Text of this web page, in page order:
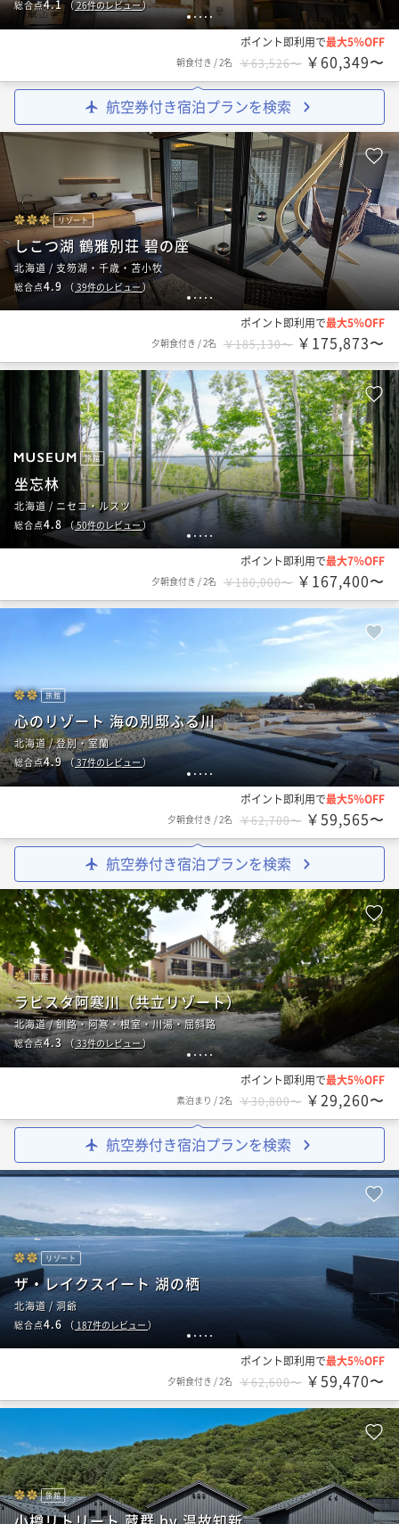
12 34 5
総合点4.1（26件のレビュー）
ポイント即利用で最大5％OFF
朝食付き /2名 ￥63,526〜 ￥60,349〜
航空券付き宿泊プランを検索
1 2 345
リゾート
しこつ湖 鶴雅別荘 碧の座
北海道 / 支笏湖・千歳・苫小牧
総合点4.9 （ 39件のレビュー）
ポイント即利用で最大5％OFF
夕朝食付き /2名 ￥185,130〜 ￥175,873〜
1 2 34 5
旅館
坐忘林
北海道 / ニセコ・ルスツ
総合点4.8 （50件のレビュー）
ポイント即利用で最大7％OFF
夕朝食付き /2名 ￥180,000〜 ￥167,400〜
1 2 3 4 5
旅館
心のリゾート 海の別邸ふる川
北海道 / 登別・室蘭
総合点4.9（37件のレビュー）
ポイント即利用で最大5％OFF
夕朝食付き /2名 ￥62,700〜 ￥59,565〜
航空券付き宿泊プランを検索
1 2 3 4 5
旅館
ラビスタ阿寒川（共立リゾート）
北海道 / 釧路・阿寒・根室・川湯・屈斜路
総合点4.3（33件のレビュー）
ポイント即利用で最大5％OFF
素泊まり /2名 ￥30,800〜 ￥29,260〜
航空券付き宿泊プランを検索
1 2 3 4 5
リゾート
ザ・レイクスイート 湖の栖
北海道 / 洞爺
総合点4.6 （ 187件のレビュー）
ポイント即利用で最大5％OFF
夕朝食付き /2名 ￥62,600〜 ￥59,470〜
旅館